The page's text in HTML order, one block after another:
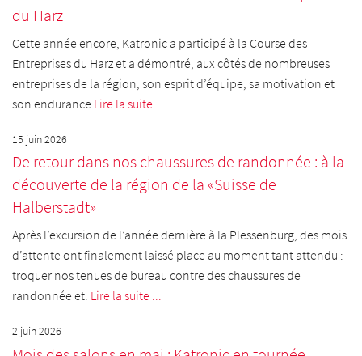
du Harz
Cette année encore, Katronic a participé à la Course des
Entreprises du Harz et a démontré, aux côtés de nombreuses
entreprises de la région, son esprit d’équipe, sa motivation et
son endurance Lire la suite ...
15 juin 2026
De retour dans nos chaussures de randonnée : à la
découverte de la région de la «Suisse de
Halberstadt»
Après l’excursion de l’année dernière à la Plessenburg, des mois
d’attente ont finalement laissé place au moment tant attendu :
troquer nos tenues de bureau contre des chaussures de
randonnée et. Lire la suite ...
2 juin 2026